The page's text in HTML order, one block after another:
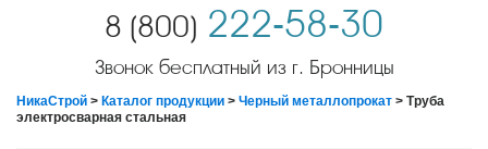
8 (800) 222-58-30
Звонок бесплатный из г. Бронницы
НикаСтрой > Каталог продукции > Черный металлопрокат > Труба
электросварная стальная